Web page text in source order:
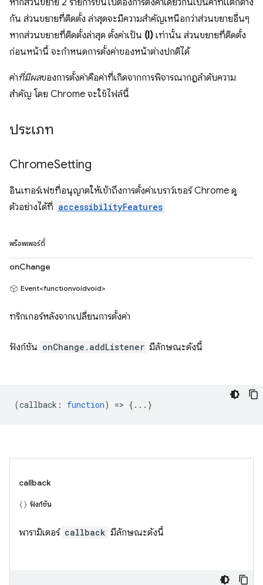
หากส่วนขยาย 2 รายการขึ้นไปต้องการตั้งค่าเดียวกันเป็นค่าที่แตกต่าง
กัน ส่วนขยายที่ติดตั้ง ล่าสุดจะมีความสำคัญเหนือกว่าส่วนขยายอื่นๆ
หากส่วนขยายที่ติดตั้งล่าสุด ตั้งค่าเป็น (I) เท่านั้น ส่วนขยายที่ติดตั้ง
ก่อนหน้านี้ จะกำหนดการตั้งค่าของหน้าต่างปกติได้
ค่าที่มีผลของการตั้งค่าคือค่าที่เกิดจากการพิจารณากฎลำดับความ
สำคัญ โดย Chrome จะใช้ไฟล์นี้
ประเภท
ChromeSetting
อินเทอร์เฟซที่อนุญาตให้เข้าถึงการตั้งค่าเบราว์เซอร์ Chrome ดู
ตัวอย่างได้ที่ accessibilityFeatures
พร็อพเพอร์ตี้
onChange
Event<functionvoidvoid>
ทริกเกอร์หลังจากเปลี่ยนการตั้งค่า
ฟังก์ชัน onChange.addListener มีลักษณะดังนี้
(callback : function) => {...}
callback
ฟังก์ชัน
พารามิเตอร์ callback มีลักษณะดังนี้